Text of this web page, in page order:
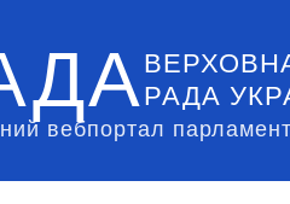
РАДА
вебпортал